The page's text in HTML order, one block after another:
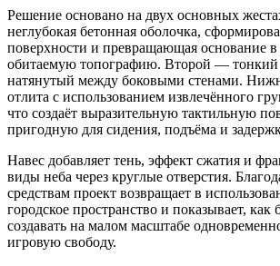
Решение основано на двух основных
неглубокая бетонная оболочка,
поверхности и превращающая основание
обитаемую топографию. Второй — тонкий
натянутый между боковыми стенами.
отлита с использованием извлечённого
что создаёт выразительную тактильную
пригодную для сидения, подъёма и
Навес добавляет тень, эффект сжатия и
виды неба через круглые отверстия.
средствам проект возвращает в
городское пространство и показывает, как
создавать на малом масштабе
игровую свободу.